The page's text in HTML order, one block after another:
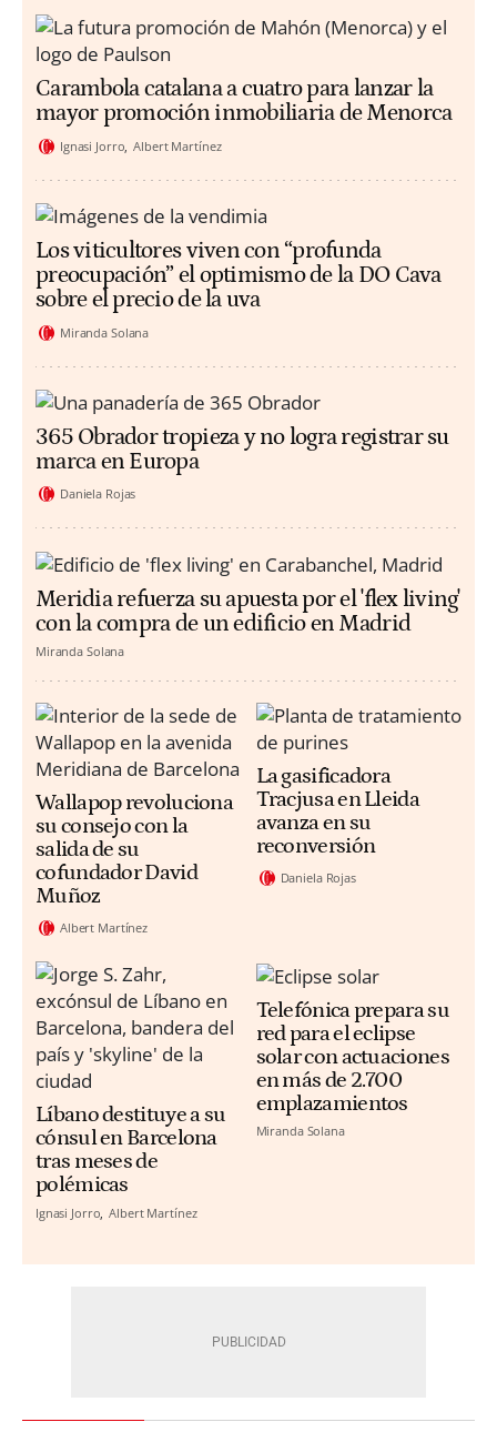
Carambola catalana a cuatro para lanzar la
mayor promoción inmobiliaria de Menorca
Ignasi Jorro Albert Martínez
Los viticultores viven con “profunda
preocupación” el optimismo de la DO Cava
sobre el precio de la uva
Miranda Solana
365 Obrador tropieza y no logra registrar su
marca en Europa
Daniela Rojas
Meridia refuerza su apuesta por el 'flex living'
con la compra de un edificio en Madrid
Miranda Solana
Wallapop revoluciona
su consejo con la
salida de su
cofundador David
Muñoz
Albert Martínez
La gasificadora
Tracjusa en Lleida
avanza en su
reconversión
Daniela Rojas
Líbano destituye a su
cónsul en Barcelona
tras meses de
polémicas
Ignasi Jorro Albert Martínez
Telefónica prepara su
red para el eclipse
solar con actuaciones
en más de 2.700
emplazamientos
Miranda Solana